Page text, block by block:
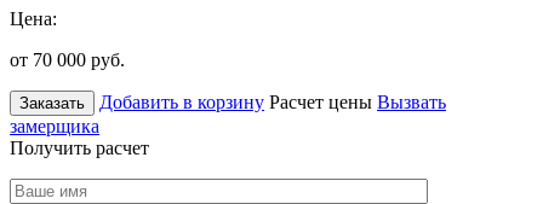
Цена:
от 70 000 руб.
Заказать Добавить в корзину Расчет цены Вызвать
замерщика
Получить расчет